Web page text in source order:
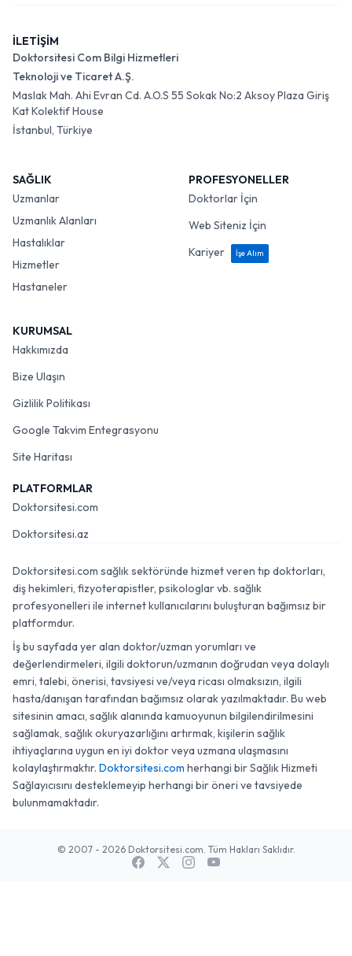
İLETİŞİM
Doktorsitesi Com Bilgi Hizmetleri
Teknoloji ve Ticaret A.Ş.
Maslak Mah. Ahi Evran Cd. A.O.S 55 Sokak No:2 Aksoy Plaza Giriş
Kat Kolektif House
İstanbul, Türkiye
SAĞLIK
Uzmanlar
Uzmanlık Alanları
Hastalıklar
Hizmetler
Hastaneler
PROFESYONELLER
Doktorlar İçin
Web Siteniz İçin
Kariyer
İşe Alım
KURUMSAL
Hakkımızda
Bize Ulaşın
Gizlilik Politikası
Google Takvim Entegrasyonu
Site Haritası
PLATFORMLAR
Doktorsitesi.com
Doktorsitesi.az
Doktorsitesi.com sağlık sektöründe hizmet veren tıp doktorları,
diş hekimleri, fizyoterapistler, psikologlar vb. sağlık
profesyonelleri ile internet kullanıcılarını buluşturan bağımsız bir
platformdur.
İş bu sayfada yer alan doktor/uzman yorumları ve
değerlendirmeleri, ilgili doktorun/uzmanın doğrudan veya dolaylı
emri, talebi, önerisi, tavsiyesi ve/veya ricası olmaksızın, ilgili
hasta/danışan tarafından bağımsız olarak yazılmaktadır. Bu web
sitesinin amacı, sağlık alanında kamuoyunun bilgilendirilmesini
sağlamak, sağlık okuryazarlığını artırmak, kişilerin sağlık
ihtiyaçlarına uygun en iyi doktor veya uzmana ulaşmasını
kolaylaştırmaktır. Doktorsitesi.com herhangi bir Sağlık Hizmeti
Sağlayıcısını desteklemeyip herhangi bir öneri ve tavsiyede
bulunmamaktadır.
© 2007 - 2026 Doktorsitesi.com. Tüm Hakları Saklıdır.